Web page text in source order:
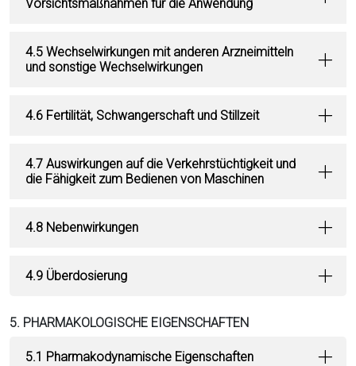
Vorsichtsmaßnahmen für die Anwendung
4.5 Wechselwirkungen mit anderen Arzneimitteln
und sonstige Wechselwirkungen
4.6 Fertilität, Schwangerschaft und Stillzeit
4.7 Auswirkungen auf die Verkehrstüchtigkeit und
die Fähigkeit zum Bedienen von Maschinen
4.8 Nebenwirkungen
4.9 Überdosierung
5. PHARMAKOLOGISCHE EIGENSCHAFTEN
5.1 Pharmakodynamische Eigenschaften